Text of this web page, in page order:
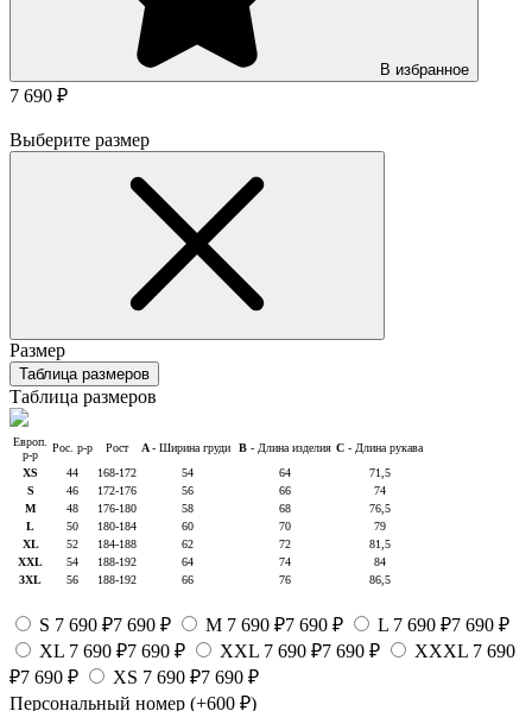
В избранное
7 690 ₽
Выберите размер
Размер
Таблица размеров
Таблица размеров
Европ.
р-р
Рос. р-р Рост A - Ширина груди B - Длина изделия C - Длина рукава
XS
44 168-172 54 64
71,5
S
46 172-176 56 66
74
M
48 176-180 58 68
76,5
L
50 180-184 60 70
79
XL
52 184-188 62 72
81,5
XXL
54 188-192 64 74
84
3XL
56 188-192 66 76 86,5
S 7 690 ₽7 690 ₽ M 7 690 ₽7 690 ₽ L 7 690 ₽7 690 ₽
XL 7 690 ₽7 690 ₽ XXL 7 690 ₽7 690 ₽ XXXL 7 690
₽7 690 ₽ XS 7 690 ₽7 690 ₽
Персональный номер (+600 ₽)